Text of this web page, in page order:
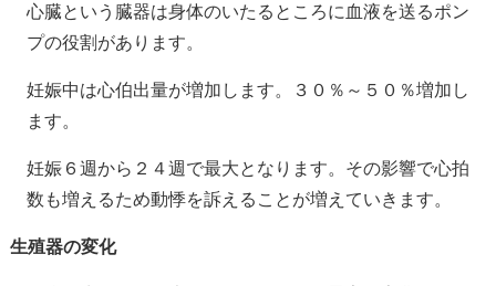
心臓という臓器は身体のいたるところに血液を送るポン
プの役割があります。
妊娠中は心伯出量が増加します。３０％～５０％増加し
ます。
妊娠６週から２４週で最大となります。その影響で心拍
数も増えるため動悸を訴えることが増えていきます。
生殖器の変化